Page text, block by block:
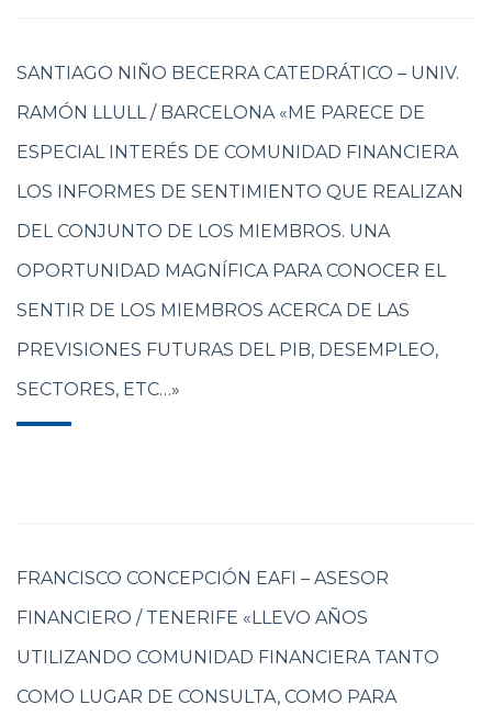
SANTIAGO NIÑO BECERRA CATEDRÁTICO – UNIV.
RAMÓN LLULL / BARCELONA «ME PARECE DE
ESPECIAL INTERÉS DE COMUNIDAD FINANCIERA
LOS INFORMES DE SENTIMIENTO QUE REALIZAN
DEL CONJUNTO DE LOS MIEMBROS. UNA
OPORTUNIDAD MAGNÍFICA PARA CONOCER EL
SENTIR DE LOS MIEMBROS ACERCA DE LAS
PREVISIONES FUTURAS DEL PIB, DESEMPLEO,
SECTORES, ETC…»
FRANCISCO CONCEPCIÓN EAFI – ASESOR
FINANCIERO / TENERIFE «LLEVO AÑOS
UTILIZANDO COMUNIDAD FINANCIERA TANTO
COMO LUGAR DE CONSULTA, COMO PARA